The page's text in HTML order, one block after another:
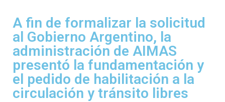
A fin de formalizar la solicitud
al Gobierno Argentino, la
administración de AIMAS
presentó la fundamentación y
el pedido de habilitación a la
circulación y tránsito libres